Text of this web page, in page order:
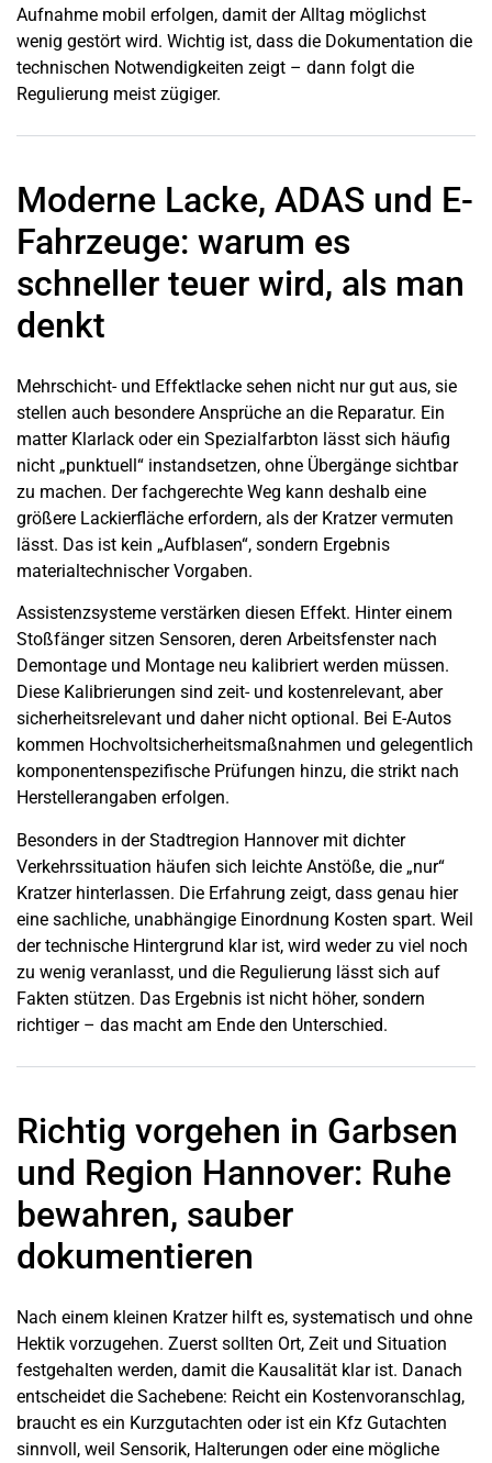
Aufnahme mobil erfolgen, damit der Alltag möglichst
wenig gestört wird. Wichtig ist, dass die Dokumentation die
technischen Notwendigkeiten zeigt – dann folgt die
Regulierung meist zügiger.
Moderne Lacke, ADAS und E-
Fahrzeuge: warum es
schneller teuer wird, als man
denkt
Mehrschicht- und Effektlacke sehen nicht nur gut aus, sie
stellen auch besondere Ansprüche an die Reparatur. Ein
matter Klarlack oder ein Spezialfarbton lässt sich häufig
nicht „punktuell“ instandsetzen, ohne Übergänge sichtbar
zu machen. Der fachgerechte Weg kann deshalb eine
größere Lackierfläche erfordern, als der Kratzer vermuten
lässt. Das ist kein „Aufblasen“, sondern Ergebnis
materialtechnischer Vorgaben.
Assistenzsysteme verstärken diesen Effekt. Hinter einem
Stoßfänger sitzen Sensoren, deren Arbeitsfenster nach
Demontage und Montage neu kalibriert werden müssen.
Diese Kalibrierungen sind zeit- und kostenrelevant, aber
sicherheitsrelevant und daher nicht optional. Bei E-Autos
kommen Hochvoltsicherheitsmaßnahmen und gelegentlich
komponentenspezifische Prüfungen hinzu, die strikt nach
Herstellerangaben erfolgen.
Besonders in der Stadtregion Hannovermit dichter
Verkehrssituation häufen sich leichte Anstöße, die „nur“
Kratzer hinterlassen. Die Erfahrung zeigt, dass genau hier
eine sachliche, unabhängige Einordnung Kosten spart. Weil
der technische Hintergrund klar ist, wird weder zu viel noch
zu wenig veranlasst, und die Regulierung lässt sich auf
Fakten stützen. Das Ergebnis ist nicht höher, sondern
richtiger – das macht am Ende den Unterschied.
Richtig vorgehen in Garbsen
und Region Hannover: Ruhe
bewahren, sauber
dokumentieren
Nach einem kleinen Kratzer hilft es, systematisch und ohne
Hektik vorzugehen. Zuerst sollten Ort, Zeit und Situation
festgehalten werden, damit die Kausalität klar ist. Danach
entscheidet die Sachebene: Reicht ein Kostenvoranschlag,
braucht es ein Kurzgutachten oder ist ein Kfz Gutachten
sinnvoll, weil Sensorik, Halterungen oder eine mögliche